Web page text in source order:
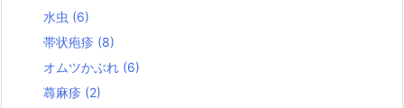
水虫 (6)
帯状疱疹 (8)
オムツかぶれ (6)
蕁麻疹 (2)